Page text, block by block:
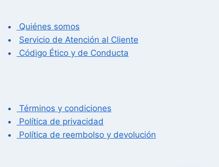
Quiénes somos
Servicio de Atención al Cliente
Código Ético y de Conducta
Términos y condiciones
Política de privacidad
Política de reembolso y devolución